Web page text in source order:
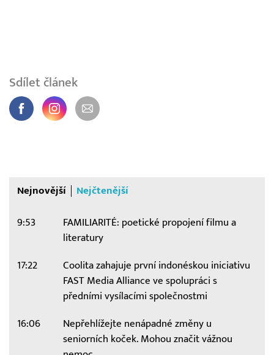
Sdílet článek
Nejnovější Nejčtenější
9:53
FAMILIARITÉ: poetické propojení filmu a
literatury
17:22
Coolita zahajuje první indonéskou iniciativu
FAST Media Alliance ve spolupráci s
předními vysílacími společnostmi
16:06
Nepřehlížejte nenápadné změny u
seniorních koček. Mohou značit vážnou